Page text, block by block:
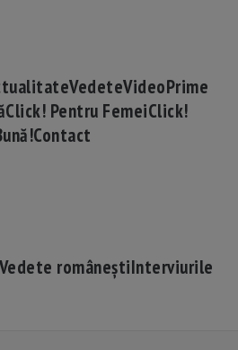
VedeteVideoPrime
Click! Pentru FemeiClick!
Contact
Vedete româneștiInterviurile